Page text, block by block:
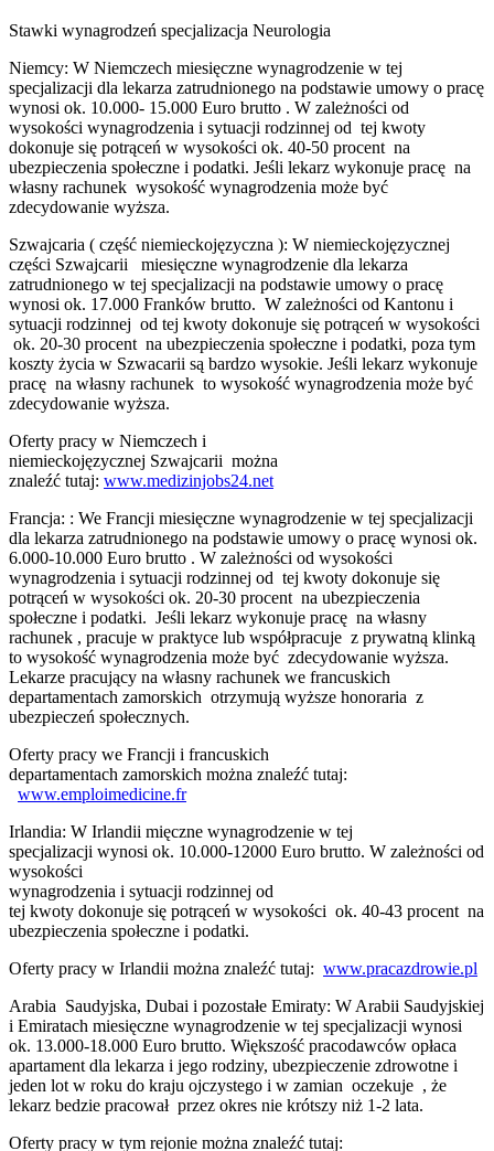
Stawki wynagrodzeń specjalizacja Neurologia
Niemcy: W Niemczech miesięczne wynagrodzenie w tej
specjalizacji dla lekarza zatrudnionego na podstawie umowy o pracę
wynosi ok. 10.000- 15.000 Euro brutto . W zależności od
wysokości wynagrodzenia i sytuacji rodzinnej od tej kwoty
dokonuje się potrąceń w wysokości ok. 40-50 procent na
ubezpieczenia społeczne i podatki. Jeśli lekarz wykonuje pracę na
własny rachunek wysokość wynagrodzenia może być
zdecydowanie wyższa.
Szwajcaria ( część niemieckojęzyczna ): W niemieckojęzycznej
części Szwajcarii miesięczne wynagrodzenie dla lekarza
zatrudnionego w tej specjalizacji na podstawie umowy o pracę
wynosi ok. 17.000 Franków brutto. W zależności od Kantonu i
sytuacji rodzinnej od tej kwoty dokonuje się potrąceń w wysokości
ok. 20-30 procent na ubezpieczenia społeczne i podatki, poza tym
koszty życia w Szwacarii są bardzo wysokie. Jeśli lekarz wykonuje
pracę na własny rachunek to wysokość wynagrodzenia może być
zdecydowanie wyższa.
Oferty pracy w Niemczech i
niemieckojęzycznej Szwajcarii można
znaleźć tutaj: www.medizinjobs24.net
Francja: : We Francji miesięczne wynagrodzenie w tej specjalizacji
dla lekarza zatrudnionego na podstawie umowy o pracę wynosi ok.
6.000-10.000 Euro brutto . W zależności od wysokości
wynagrodzenia i sytuacji rodzinnej od tej kwoty dokonuje się
potrąceń w wysokości ok. 20-30 procent na ubezpieczenia
społeczne i podatki. Jeśli lekarz wykonuje pracę na własny
rachunek , pracuje w praktyce lub współpracuje z prywatną klinką
to wysokość wynagrodzenia może być zdecydowanie wyższa.
Lekarze pracujący na własny rachunek we francuskich
departamentach zamorskich otrzymują wyższe honoraria z
ubezpieczeń społecznych.
Oferty pracy we Francji i francuskich
departamentach zamorskich można znaleźć tutaj:
www.emploimedicine.fr
Irlandia: W Irlandii mięczne wynagrodzenie w tej
specjalizacji wynosi ok. 10.000-12000 Euro brutto. W zależności od
wysokości
wynagrodzenia i sytuacji rodzinnej od
tej kwoty dokonuje się potrąceń w wysokości ok. 40-43 procent na
ubezpieczenia społeczne i podatki.
Oferty pracy w Irlandii można znaleźć tutaj: www.pracazdrowie.pl
Arabia Saudyjska, Dubai i pozostałe Emiraty: W Arabii Saudyjskiej
i Emiratach miesięczne wynagrodzenie w tej specjalizacji wynosi
ok. 13.000-18.000 Euro brutto. Większość pracodawców opłaca
apartament dla lekarza i jego rodziny, ubezpieczenie zdrowotne i
jeden lot w roku do kraju ojczystego i w zamian oczekuje , że
lekarz bedzie pracował przez okres nie krótszy niż 1-2 lata.
Oferty pracy w tym rejonie można znaleźć tutaj: